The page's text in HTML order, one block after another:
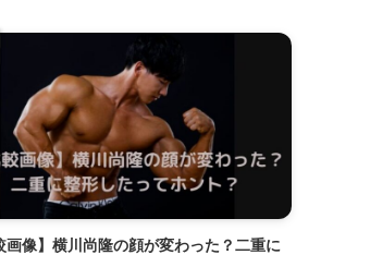
画像】横川尚隆の顔が変わった？二重に